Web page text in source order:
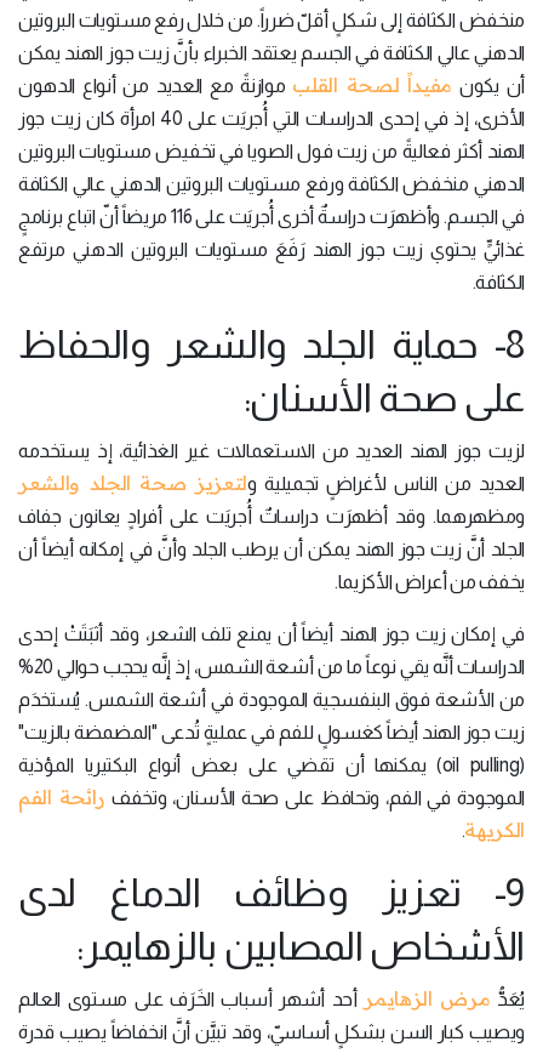
منخفض الكثافة إلى شكلٍ أقلّ ضرراً. من خلال رفع مستويات البروتين
الدهني عالي الكثافة في الجسم يعتقد الخبراء بأنَّ زيت جوز الهند يمكن
أن يكون مفيداً لصحة القلب موازنةً مع العديد من أنواع الدهون
الأخرى، إذ في إحدى الدراسات التي أُجريَت على 40 امرأة كان زيت جوز
الهند أكثر فعاليةً من زيت فول الصويا في تخفيض مستويات البروتين
الدهني منخفض الكثافة ورفع مستويات البروتين الدهني عالي الكثافة
في الجسم. وأظهرَت دراسةٌ أخرى أُجريَت على 116 مريضاً أنّ اتباع برنامجٍ
غذائيٍّ يحتوي زيت جوز الهند رَفَعَ مستويات البروتين الدهني مرتفع
الكثافة.
8- حماية الجلد والشعر والحفاظ
على صحة الأسنان:
لزيت جوز الهند العديد من الاستعمالات غير الغذائية، إذ يستخدمه
العديد من الناس لأغراضٍ تجميلية ولتعزيز صحة الجلد والشعر
ومظهرهما. وقد أظهرَت دراساتٌ أُجريَت على أفرادٍ يعانون جفاف
الجلد أنَّ زيت جوز الهند يمكن أن يرطب الجلد وأنَّ في إمكانه أيضاً أن
يخفف من أعراض الأكزيما.
في إمكان زيت جوز الهند أيضاً أن يمنع تلف الشعر، وقد أثبَتَتْ إحدى
الدراسات أنَّه يقي نوعاً ما من أشعة الشمس، إذ إنَّه يحجب حوالي 20%
من الأشعة فوق البنفسجية الموجودة في أشعة الشمس. يُستخدَم
زيت جوز الهند أيضاً كغسولٍ للفم في عمليةٍ تُدعى "المضمضة بالزيت"
(oil pulling) يمكنها أن تقضي على بعض أنواع البكتيريا المؤذية
الموجودة في الفم، وتحافظ على صحة الأسنان، وتخفف رائحة الفم
الكريهة.
9- تعزيز وظائف الدماغ لدى
الأشخاص المصابين بالزهايمر:
يُعَدُّ مرض الزهايمر أحد أشهر أسباب الخَرَف على مستوى العالم
ويصيب كبار السن بشكلٍ أساسيّ، وقد تبيَّن أنَّ انخفاضاً يصيب قدرة